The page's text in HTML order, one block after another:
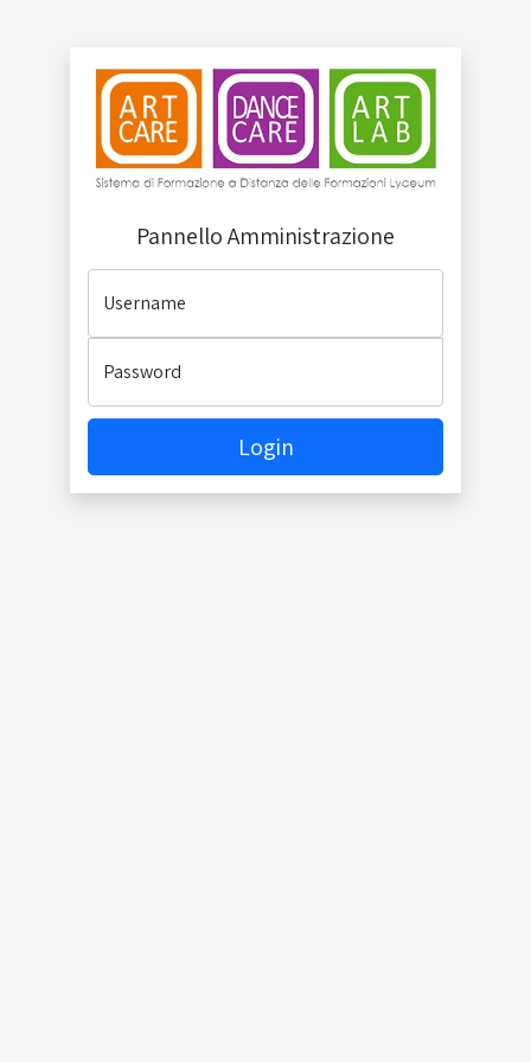
Pannello Amministrazione
Username
Password
Login